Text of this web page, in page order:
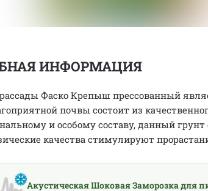
ИНФОРМАЦИЯ
Фаско Крепыш прессованный
почвы состоит из
и особому составу, данный
качества стимулируют
Акустическая Шоковая Заморозка для